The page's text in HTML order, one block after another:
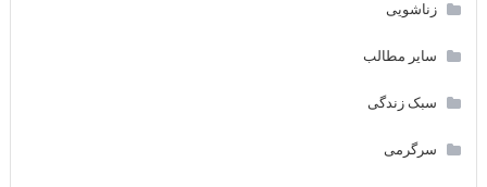
زناشویی
سایر مطالب
سبک زندگی
سرگرمی